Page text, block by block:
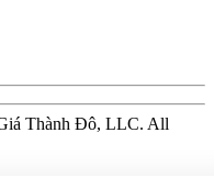
Thành Đô, LLC. All